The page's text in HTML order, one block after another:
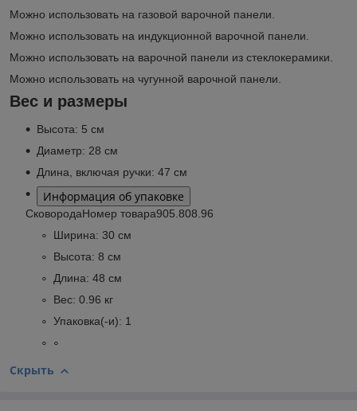
Можно использовать на газовой варочной панели.
Можно использовать на индукционной варочной панели.
Можно использовать на варочной панели из стеклокерамики.
Можно использовать на чугунной варочной панели.
Вес и размеры
Высота: 5 см
Диаметр: 28 см
Длина, включая ручки: 47 см
Информация об упаковке
СковородаНомер товара905.808.96
Ширина: 30 см
Высота: 8 см
Длина: 48 см
Вес: 0.96 кг
Упаковка(-и): 1
Скрыть